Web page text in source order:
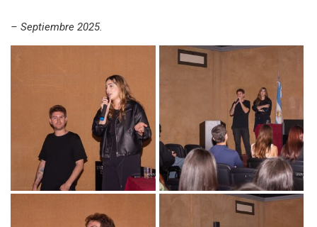
– Septiembre 2025.